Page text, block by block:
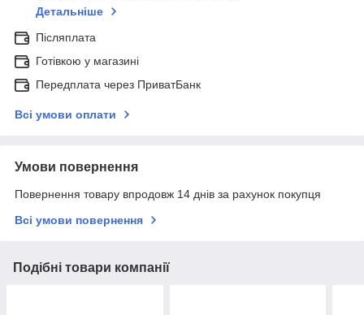
Детальніше
Післяплата
Готівкою у магазині
Передплата через ПриватБанк
Всі умови оплати
Умови повернення
Повернення товару впродовж 14 днів за рахунок покупця
Всі умови повернення
Подібні товари компанії